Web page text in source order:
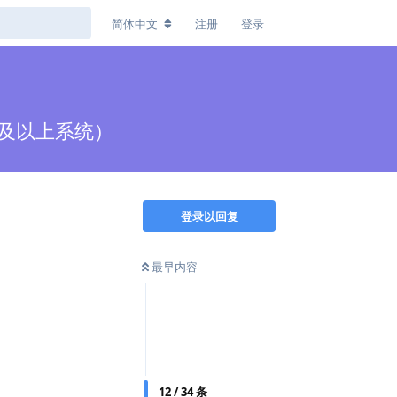
简体中文 注册 登录
上系统）
登录以回复
最早内容
12/34条